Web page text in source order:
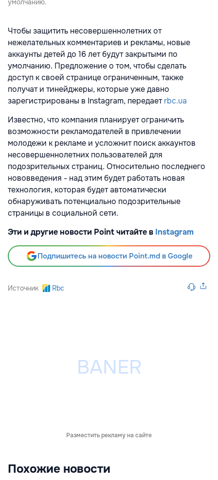
умолчанию.
Чтобы защитить несовершеннолетних от
нежелательных комментариев и рекламы, новые
аккаунты детей до 16 лет будут закрытыми по
умолчанию. Предложение о том, чтобы сделать
доступ к своей странице ограниченным, также
получат и тинейджеры, которые уже давно
зарегистрированы в Instagram, передаетrbc.ua
Известно, что компания планирует ограничить
возможности рекламодателей в привлечении
молодежи к рекламе и усложнит поиск аккаунтов
несовершеннолетних пользователей для
подозрительных страниц. Относительно последнего
нововведения - над этим будет работать новая
технология, которая будет автоматически
обнаруживать потенциально подозрительные
страницы в социальной сети.
Эти и другие новости Point читайте в Instagram
Подпишитесь на новости Point.md в Google
Источник Rbc
Разместить рекламу на сайте
Похожие новости